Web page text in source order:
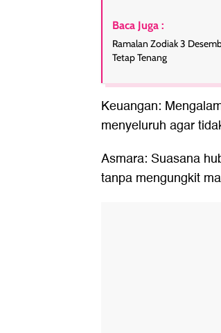
Baca Juga :
Ramalan Zodiak 3
Tetap Tenang
Keuangan:
menyeluruh agar
Asmara: Suasana
tanpa mengungkit